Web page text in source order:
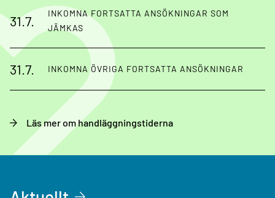
31.7.
INKOMNA FORTSATTA ANSÖKNINGAR SOM
JÄMKAS
31.7. INKOMNA ÖVRIGA FORTSATTA ANSÖKNINGAR
Läs mer om handläggningstiderna